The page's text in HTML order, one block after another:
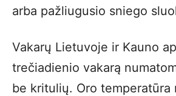
arba pažliugusio sniego
Vakarų Lietuvoje ir Kauno
trečiadienio vakarą
be kritulių. Oro temperatūra